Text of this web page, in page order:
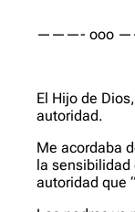
———- ooo
El Hijo de
autoridad.
Me acordaba
la sensibilidad
autoridad que